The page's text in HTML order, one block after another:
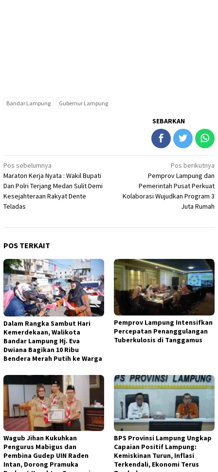
Bandar Lampung Gubernur Lampung
SEBARKAN
Navigasi
pos
Pos sebelumnya
Maraton Kerja Nyata : Wakil Bupati
Dan Polri Terjang Medan Sulit Demi
Kesejahteraan Rakyat Dente
Teladas
Pos berikutnya
Pemprov Lampung dan
Pemerintah Pusat Perkuat
Kolaborasi Wujudkan Program 3
Juta Rumah
POS TERKAIT
Dalam Rangka Sambut Hari
Kemerdekaan, Walikota
Bandar Lampung Hj. Eva
Dwiana Bagikan 10 Ribu
Bendera Merah Putih ke Warga
Pemprov Lampung Intensifkan
Percepatan Penanggulangan
Tuberkulosis di Tanggamus
Wagub Jihan Kukuhkan
Pengurus Mabigus dan
Pembina Gudep UIN Raden
Intan, Dorong Pramuka
BPS Provinsi Lampung Ungkap
Capaian Positif Lampung:
Kemiskinan Turun, Inflasi
Terkendali, Ekonomi Terus